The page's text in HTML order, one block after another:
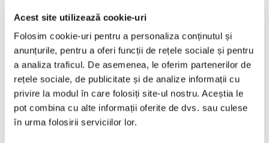
Acest site utilizează cookie-uri
Folosim cookie-uri pentru a personaliza conținutul și
anunțurile, pentru a oferi funcții de rețele sociale și pentru
a analiza traficul. De asemenea, le oferim partenerilor de
rețele sociale, de publicitate și de analize informații cu
privire la modul în care folosiți site-ul nostru. Aceștia le
pot combina cu alte informații oferite de dvs. sau culese
în urma folosirii serviciilor lor.
ADAUGA IN COS
R.E.M. - Monster , (CD)
29,99 Lei
ADAUGA IN COS
Irina Rimes – Origini , (Disc
Vinil)
250,00 Lei
ADAUGA IN COS